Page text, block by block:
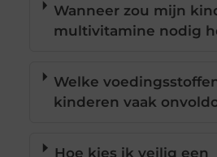
Wanneer zou mijn
multivitamine nodig
Welke
kinderen vaak
Hoe kies ik veilig een